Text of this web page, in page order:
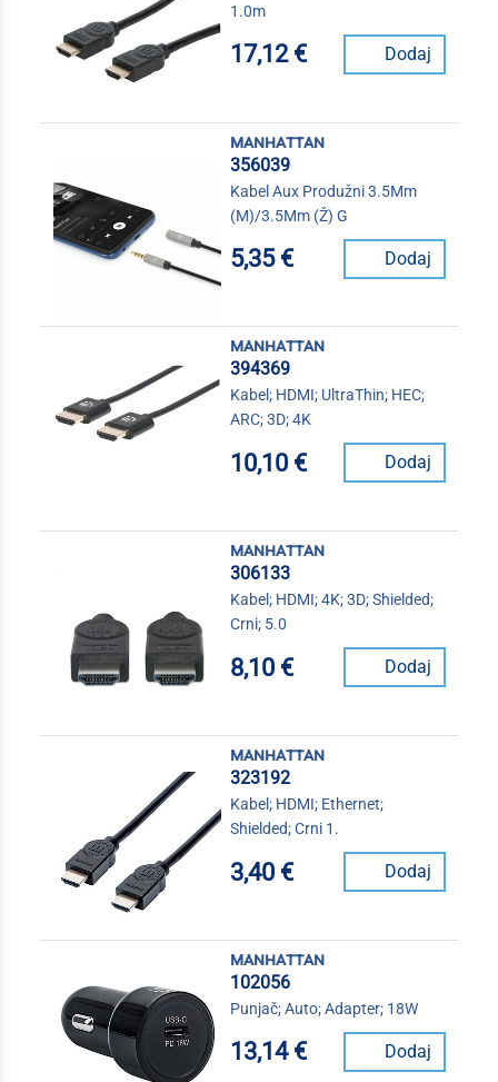
1.0m
17,12 € Dodaj
manhattan
356039
Kabel Aux Produžni 3.5Mm
(M)/3.5Mm (Ž) G
5,35 € Dodaj
manhattan
394369
Kabel; HDMI; UltraThin; HEC;
ARC; 3D; 4K
10,10 € Dodaj
manhattan
306133
Kabel; HDMI; 4K; 3D; Shielded;
Crni; 5.0
8,10 € Dodaj
manhattan
323192
Kabel; HDMI; Ethernet;
Shielded; Crni 1.
3,40 € Dodaj
manhattan
102056
Punjač; Auto; Adapter; 18W
13,14 € Dodaj